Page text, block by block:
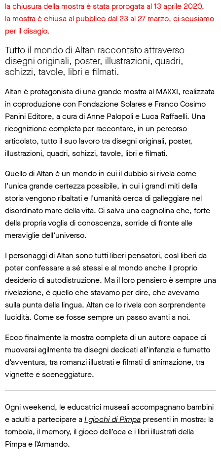
la chiusura della mostra è stata prorogata al 13 aprile 2020.
la mostra è chiusa al pubblico dal 23 al 27 marzo, ci scusiamo
per il disagio.
Tutto il mondo di Altan raccontato attraverso
disegni originali, poster, illustrazioni, quadri,
schizzi, tavole, libri e filmati.
Altan è protagonista di una grande mostra al MAXXI, realizzata
in coproduzione con Fondazione Solares e Franco Cosimo
Panini Editore, a cura di Anne Palopoli e Luca Raffaelli. Una
ricognizione completa per raccontare, in un percorso
articolato, tutto il suo lavoro tra disegni originali, poster,
illustrazioni, quadri, schizzi, tavole, libri e filmati.
Quello di Altan è un mondo in cui il dubbio si rivela come
l’unica grande certezza possibile, in cui i grandi miti della
storia vengono ribaltati e l’umanità cerca di galleggiare nel
disordinato mare della vita. Ci salva una cagnolina che, forte
della propria voglia di conoscenza, sorride di fronte alle
meraviglie dell’universo.
I personaggi di Altan sono tutti liberi pensatori, così liberi da
poter confessare a sé stessi e al mondo anche il proprio
desiderio di autodistruzione. Ma il loro pensiero è sempre una
rivelazione, è quello che stavamo per dire, che avevamo
sulla punta della lingua. Altan ce lo rivela con sorprendente
lucidità. Come se fosse sempre un passo avanti a noi.
Ecco finalmente la mostra completa di un autore capace di
muoversi agilmente tra disegni dedicati all’infanzia e fumetto
d’avventura, tra romanzi illustrati e filmati di animazione, tra
vignette e sceneggiature.
Ogni weekend, le educatrici museali accompagnano bambini
e adulti a partecipare aI giochi di Pimpa presenti in mostra: la
tombola, il memory, il gioco dell’oca e i libri illustrati della
Pimpa e l’Armando.